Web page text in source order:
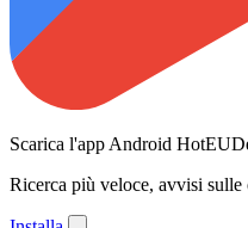
Scarica l'app Android
Ricerca più veloce, avvisi